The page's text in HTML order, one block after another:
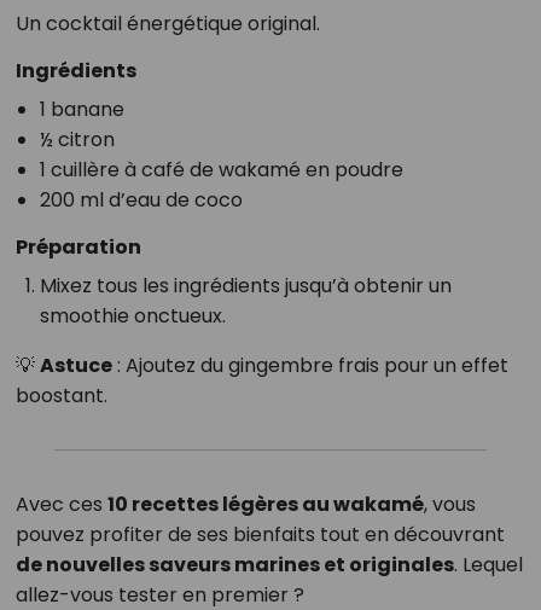
Un cocktail énergétique original.
Ingrédients
1 banane
½ citron
1 cuillère à café de wakamé en poudre
200 ml d’eau de coco
Préparation
Mixez tous les ingrédients jusqu’à obtenir un
smoothie onctueux.
💡Astuce: Ajoutez du gingembre frais pour un effet
boostant.
Avec ces 10 recettes légères au wakamé, vous
pouvez profiter de ses bienfaits tout en découvrant
de nouvelles saveurs marines et originales. Lequel
allez-vous tester en premier ?